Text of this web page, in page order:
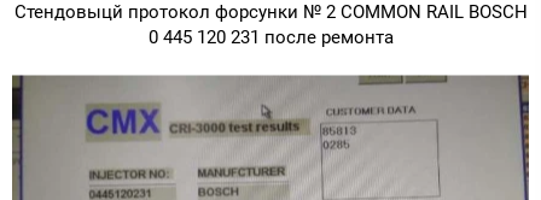
Стендовыцй протокол форсунки № 2 COMMON RAIL BOSCH
0 445 120 231 после ремонта